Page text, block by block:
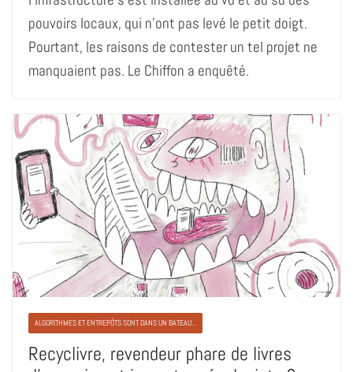
pouvoirs locaux, qui n’ont pas levé le petit doigt.
Pourtant, les raisons de contester un tel projet ne
manquaient pas. Le Chiffon a enquêté.
ALGORITHMES ET ENTREPÔTS SONT DANS UN BATEAU...
Recyclivre, revendeur phare de livres